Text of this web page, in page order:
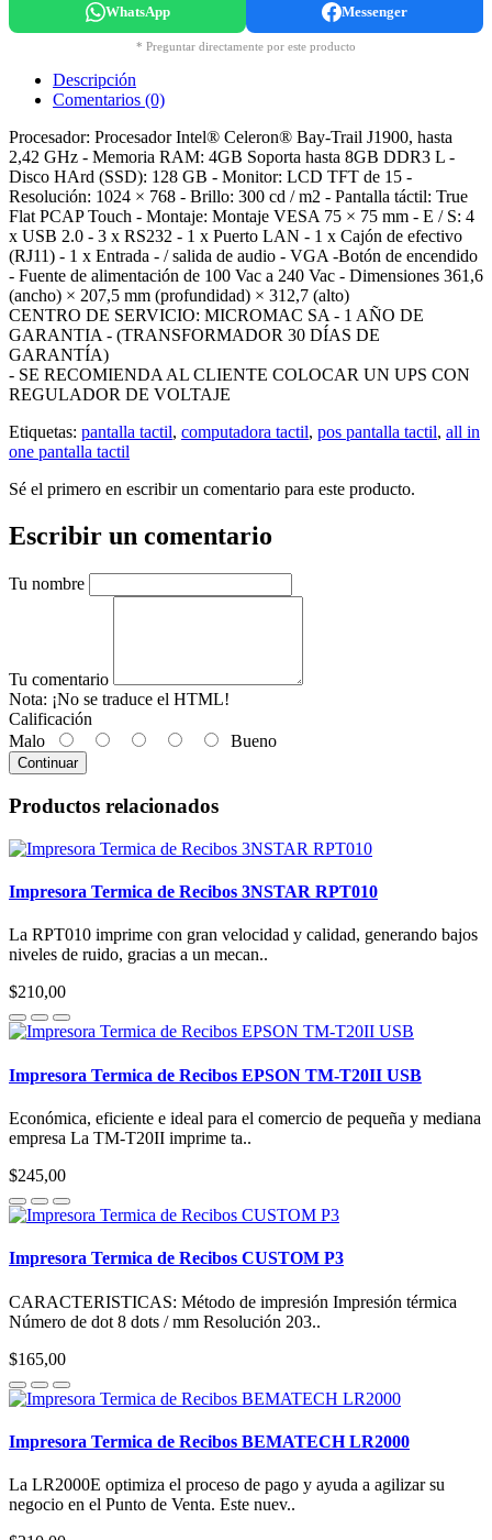
WhatsApp Messenger
* Preguntar directamente por este producto
Descripción
Comentarios (0)
Procesador: Procesador Intel® Celeron® Bay-Trail J1900, hasta
2,42 GHz - Memoria RAM: 4GB Soporta hasta 8GB DDR3 L -
Disco HArd (SSD): 128 GB - Monitor: LCD TFT de 15 -
Resolución: 1024 × 768 - Brillo: 300 cd / m2 - Pantalla táctil: True
Flat PCAP Touch - Montaje: Montaje VESA 75 × 75 mm - E / S: 4
x USB 2.0 - 3 x RS232 - 1 x Puerto LAN - 1 x Cajón de efectivo
(RJ11) - 1 x Entrada - / salida de audio - VGA -Botón de encendido
- Fuente de alimentación de 100 Vac a 240 Vac - Dimensiones 361,6
(ancho) × 207,5 mm (profundidad) × 312,7 (alto)
CENTRO DE SERVICIO: MICROMAC SA - 1 AÑO DE
GARANTIA - (TRANSFORMADOR 30 DÍAS DE
GARANTÍA)
- SE RECOMIENDA AL CLIENTE COLOCAR UN UPS CON
REGULADOR DE VOLTAJE
Etiquetas: pantalla tactil, computadora tactil, pos pantalla tactil, all in
one pantalla tactil
Sé el primero en escribir un comentario para este producto.
Escribir un comentario
Tu nombre
Tu comentario
Nota: ¡No se traduce el HTML!
Calificación
Malo
Bueno
Continuar
Productos relacionados
Impresora Termica de Recibos 3NSTAR RPT010
La RPT010 imprime con gran velocidad y calidad, generando bajos
niveles de ruido, gracias a un mecan..
$210,00
Impresora Termica de Recibos EPSON TM-T20II USB
Económica, eficiente e ideal para el comercio de pequeña y mediana
empresa La TM-T20II imprime ta..
$245,00
Impresora Termica de Recibos CUSTOM P3
CARACTERISTICAS: Método de impresión Impresión térmica
Número de dot 8 dots / mm Resolución 203..
$165,00
Impresora Termica de Recibos BEMATECH LR2000
La LR2000E optimiza el proceso de pago y ayuda a agilizar su
negocio en el Punto de Venta. Este nuev..